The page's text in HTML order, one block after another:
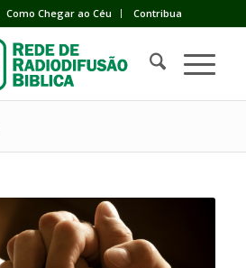
Como Chegar ao Céu Contribua